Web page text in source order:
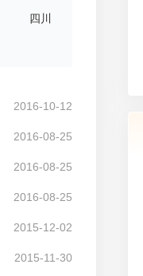
四川
2016-10-12
2016-08-25
2016-08-25
2016-08-25
2015-12-02
2015-11-30